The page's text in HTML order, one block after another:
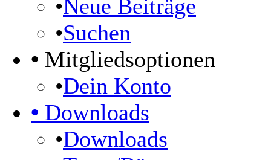
•Neue Beiträge
•Suchen
• Mitgliedsoptionen
•Dein Konto
• Downloads
•Downloads